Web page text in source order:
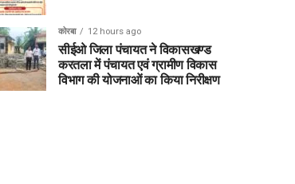
कोरबा 12 hours ago
सीईओ जिला पंचायत ने विकासखण्ड
करतला में पंचायत एवं ग्रामीण विकास
विभाग की योजनाओं का किया निरीक्षण